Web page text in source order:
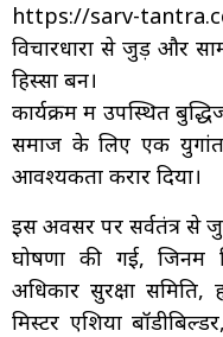
https://sarv-
विचारधारा से जुड़ें और
हिस्सा बनें।
कार्यक्रम में उपस्थित
समाज के लिए एक
आवश्यकता करार दिया।
इस अवसर पर सर्वतंत्र से
घोषणा की गई, जिनमें
अधिकार सुरक्षा
मिस्टर एशिया